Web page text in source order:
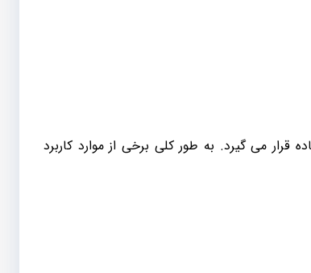
قرار می گیرد. به طور کلی برخی از موارد کاربرد